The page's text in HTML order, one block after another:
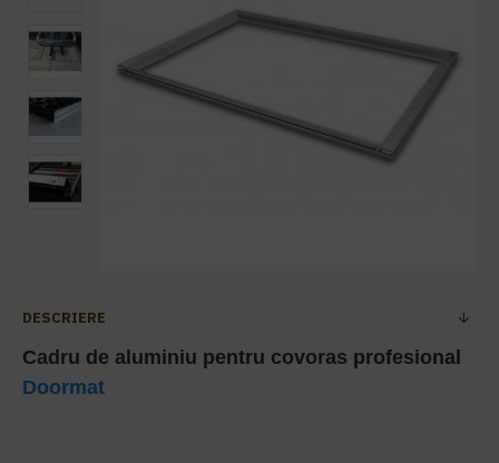
DESCRIERE
Cadru de aluminiu pentru covoras profesional
Doormat